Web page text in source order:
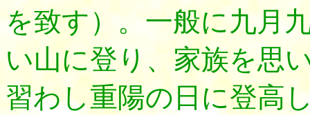
を致す）。一般に九月
い山に登り、家族を思
習わし重陽の日に登高